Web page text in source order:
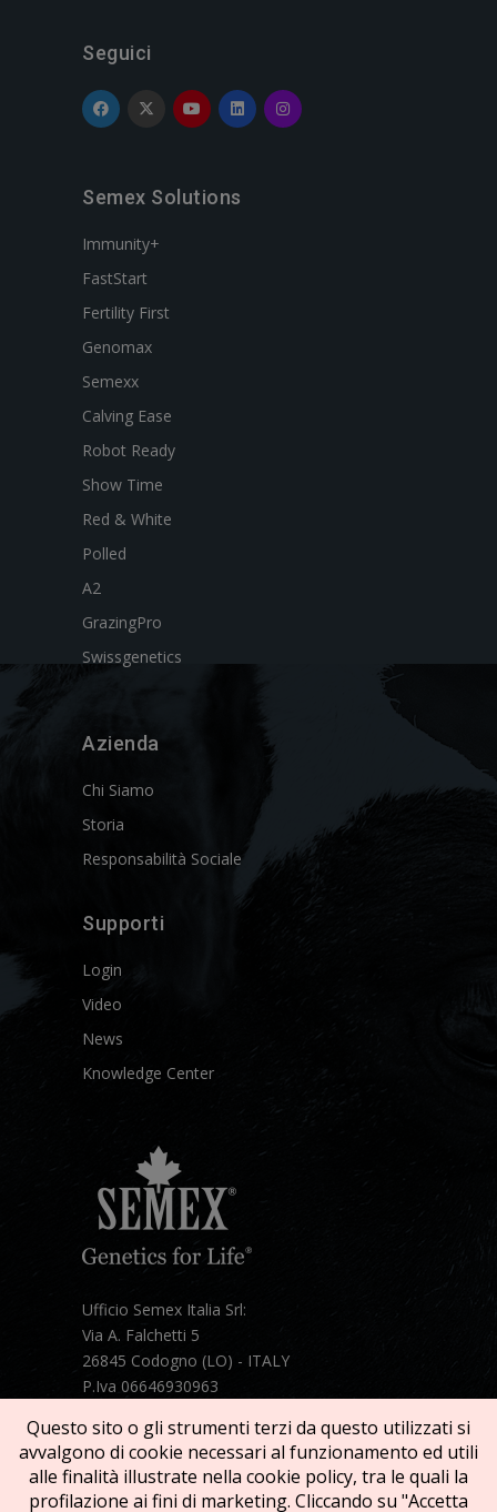
Seguici
Semex Solutions
Immunity+
FastStart
Fertility First
Genomax
Semexx
Calving Ease
Robot Ready
Show Time
Red & White
Polled
A2
GrazingPro
Swissgenetics
Azienda
Chi Siamo
Storia
Responsabilità Sociale
Supporti
Login
Video
News
Knowledge Center
Ufficio Semex Italia Srl:
Via A. Falchetti 5
26845 Codogno (LO) - ITALY
P.Iva 06646930963
Mail: semex@semexitalia.it
Guarda la mappa
Questo sito o gli strumenti terzi da questo utilizzati si
avvalgono di cookie necessari al funzionamento ed utili
alle finalità illustrate nella cookie policy, tra le quali la
profilazione ai fini di marketing. Cliccando su "Accetta